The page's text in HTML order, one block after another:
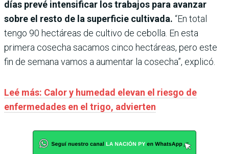
días prevé intensificar los trabajos para avanzar
sobre el resto de la superficie cultivada. “En total
tengo 90 hectáreas de cultivo de cebolla. En esta
primera cosecha sacamos cinco hectáreas, pero este
fin de semana vamos a aumentar la cosecha”, explicó.
Leé más: Calor y humedad elevan el riesgo de
enfermedades en el trigo, advierten